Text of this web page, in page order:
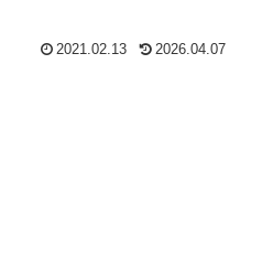
2021.02.13 2026.04.07